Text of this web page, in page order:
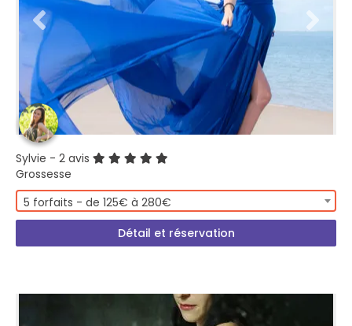
Sylvie - 2 avis
Grossesse
5 forfaits - de 125€ à 280€
Détail et réservation